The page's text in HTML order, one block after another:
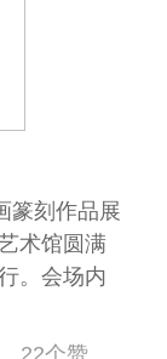
篆刻作品展
术馆圆满
。会场内
22个赞